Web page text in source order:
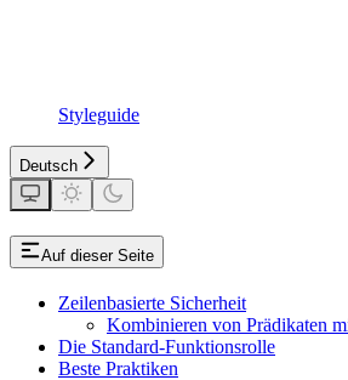
Styleguide
Deutsch
Auf dieser Seite
Zeilenbasierte Sicherheit
Kombinieren von Prädikaten
Die Standard-Funktionsrolle
Beste Praktiken